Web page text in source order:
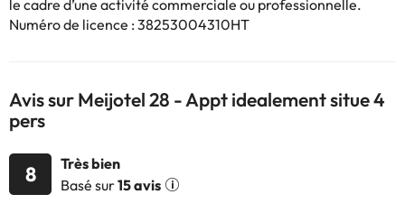
sont susceptibles d’être modifiées par l’hébergement. Si vous
avez des questions, contactez-nous.
le cadre d’une activité commerciale ou professionnelle.
Numéro de licence : 38253004310HT
Avis sur Meijotel 28 - Appt idealement situe 4
pers
8
Très bien
Basé sur15 avis